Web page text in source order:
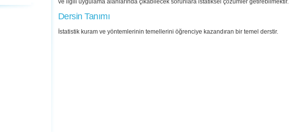
ve ilgili uygulama alanlarında çıkabilecek sorunlara istatiksel çözümler getirebilmektir.
Dersin Tanımı
İstatistik kuram ve yöntemlerinin temellerini öğrenciye kazandıran bir temel derstir.